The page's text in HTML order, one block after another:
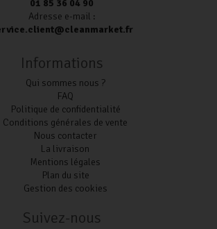
01 85 36 04 90
Adresse e-mail :
Informations
Qui sommes nous ?
FAQ
Politique de confidentialité
Conditions générales de vente
Nous contacter
La livraison
Mentions légales
Plan du site
Gestion des cookies
Suivez-nous